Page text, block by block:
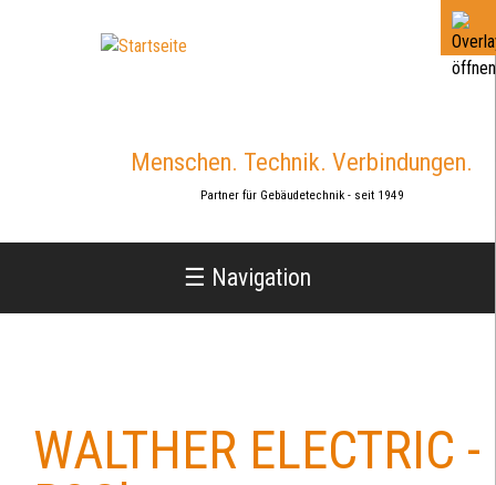
Menschen. Technik. Verbindungen.
Partner für Gebäudetechnik - seit 1949
☰ Navigation
WALTHER ELECTRIC -